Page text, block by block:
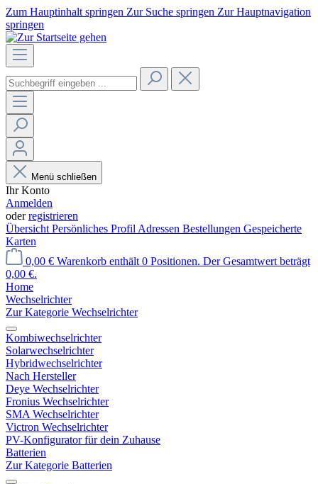
Zum Hauptinhalt springen Zur Suche springen Zur Hauptnavigation
springen
Menü schließen
Ihr Konto
Anmelden
oderregistrieren
Übersicht Persönliches Profil Adressen Bestellungen Gespeicherte
Karten
0,00 € Warenkorb enthält 0 Positionen. Der Gesamtwert beträgt
0,00 €.
Home
Wechselrichter
Zur Kategorie Wechselrichter
Kombiwechselrichter
Solarwechselrichter
Hybridwechselrichter
Nach Hersteller
Deye Wechselrichter
Fronius Wechselrichter
SMA Wechselrichter
Victron Wechselrichter
PV-Konfigurator für dein Zuhause
Batterien
Zur Kategorie Batterien